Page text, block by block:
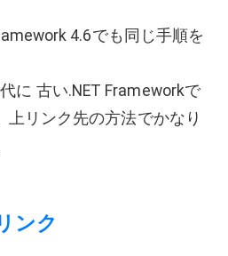
4.6でも同じ手順を
に 古い.NET Frameworkで
上リンク先の方法でかなり
ンク